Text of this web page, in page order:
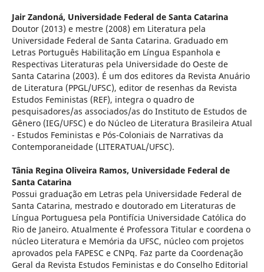
Jair Zandoná, Universidade Federal de Santa Catarina
Doutor (2013) e mestre (2008) em Literatura pela
Universidade Federal de Santa Catarina. Graduado em
Letras Português Habilitação em Língua Espanhola e
Respectivas Literaturas pela Universidade do Oeste de
Santa Catarina (2003). É um dos editores da Revista Anuário
de Literatura (PPGL/UFSC), editor de resenhas da Revista
Estudos Feministas (REF), integra o quadro de
pesquisadores/as associados/as do Instituto de Estudos de
Gênero (IEG/UFSC) e do Núcleo de Literatura Brasileira Atual
- Estudos Feministas e Pós-Coloniais de Narrativas da
Contemporaneidade (LITERATUAL/UFSC).
Tânia Regina Oliveira Ramos, Universidade Federal de
Santa Catarina
Possui graduação em Letras pela Universidade Federal de
Santa Catarina, mestrado e doutorado em Literaturas de
Língua Portuguesa pela Pontifícia Universidade Católica do
Rio de Janeiro. Atualmente é Professora Titular e coordena o
núcleo Literatura e Memória da UFSC, núcleo com projetos
aprovados pela FAPESC e CNPq. Faz parte da Coordenação
Geral da Revista Estudos Feministas e do Conselho Editorial